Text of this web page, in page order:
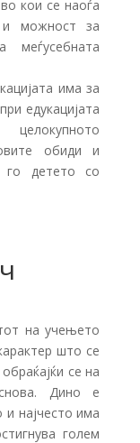
кои се наоѓа
можност за
меѓусебната
има за
едукацијата
обиди и
го детето со
на учењето
што се
се на
Дино е
и најчесто има
голем